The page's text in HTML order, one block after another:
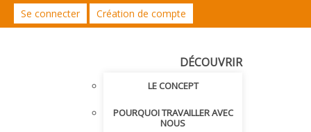
Se connecter Création de compte
DÉCOUVRIR
LE CONCEPT
POURQUOI TRAVAILLER AVEC
NOUS